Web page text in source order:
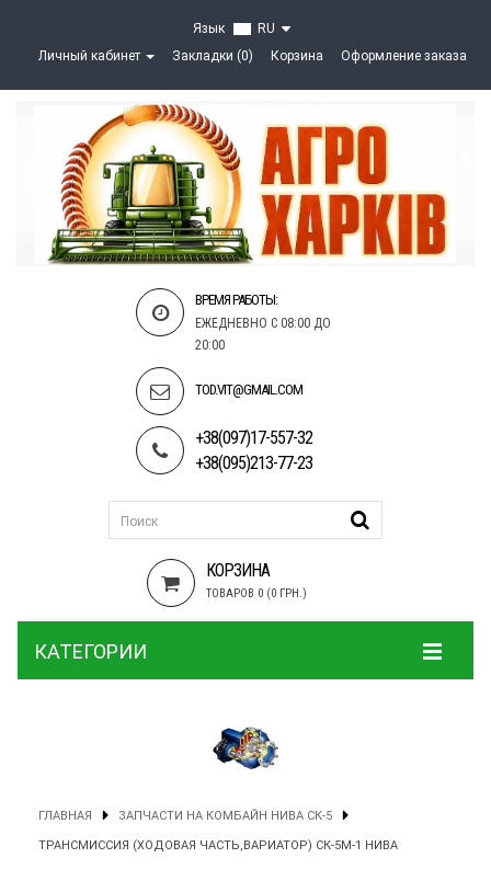
Язык
RU
Личный кабинет
Закладки (0) Корзина Оформление заказа
ВРЕМЯ РАБОТЫ:
ЕЖЕДНЕВНО С 08:00 ДО
20:00
TOD.VIT@GMAIL.COM
+38(097)17-557-32
+38(095)213-77-23
КОРЗИНА
ТОВАРОВ 0 (0 ГРН.)
КАТЕГОРИИ
ГЛАВНАЯ ЗАПЧАСТИ НА КОМБАЙН НИВА СК-5
ТРАНСМИССИЯ (ХОДОВАЯ ЧАСТЬ,ВАРИАТОР) СК-5М-1 НИВА